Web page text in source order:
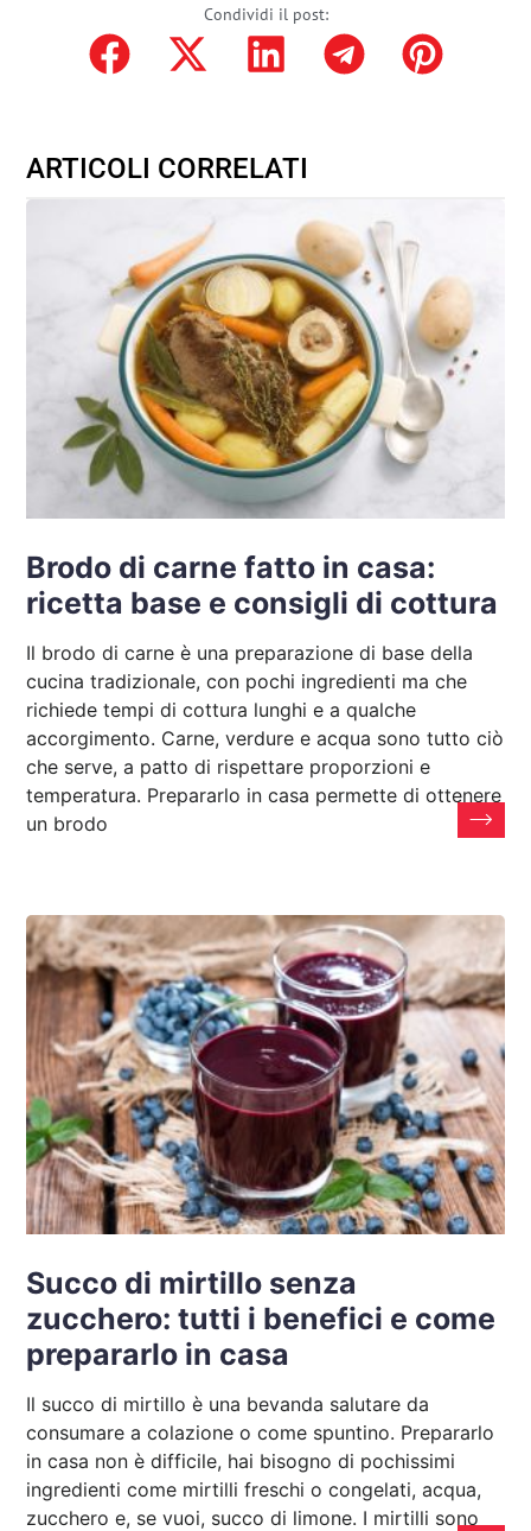
Condividi il post:
ARTICOLI CORRELATI
Brodo di carne fatto in casa:
ricetta base e consigli di cottura
Il brodo di carne è una preparazione di base della
cucina tradizionale, con pochi ingredienti ma che
richiede tempi di cottura lunghi e a qualche
accorgimento. Carne, verdure e acqua sono tutto ciò
che serve, a patto di rispettare proporzioni e
temperatura. Prepararlo in casa permette di ottenere
un brodo
Succo di mirtillo senza
zucchero: tutti i benefici e come
prepararlo in casa
Il succo di mirtillo è una bevanda salutare da
consumare a colazione o come spuntino. Prepararlo
in casa non è difficile, hai bisogno di pochissimi
ingredienti come mirtilli freschi o congelati, acqua,
zucchero e, se vuoi, succo di limone. I mirtilli sono